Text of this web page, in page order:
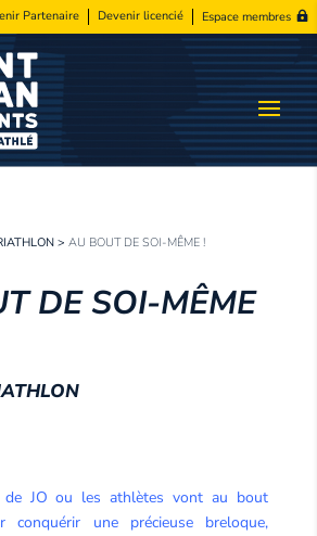
Partenaire Devenir licencié Espace membres
> AU BOUT DE SOI-MÊME !
DE SOI-MÊME
de JO ou les athlètes vont au bout
conquérir une précieuse breloque,